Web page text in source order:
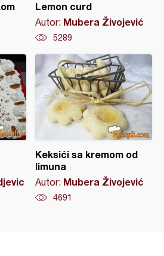
Lemon curd
Autor: Mubera Živojević
5289
Keksići sa kremom od
limuna
Autor: Mubera Živojević
4691